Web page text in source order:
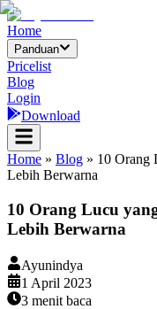
Home
Panduan
Pricelist
Blog
Login
Download
Home » Blog » 10 Orang
Lebih Berwarna
10 Orang Lucu
Lebih Berwarna
Ayunindya
1 April 2023
3 menit baca